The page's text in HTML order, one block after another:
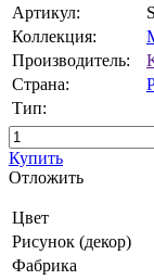
Артикул:
Коллекция:
Производитель:
Страна:
Тип:
Купить
Oтложить
Цвет
Рисунок (декор)
Фабрика